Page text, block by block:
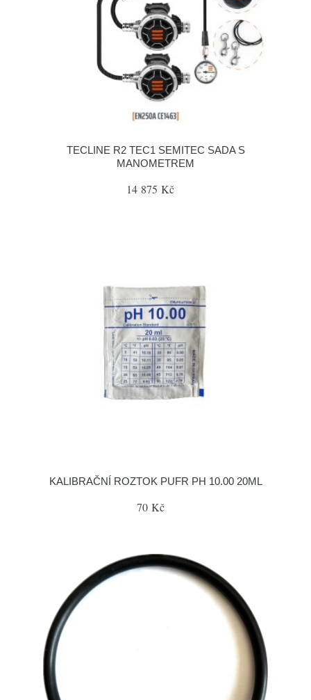
TECLINE R2 TEC1 SEMITEC SADA S
MANOMETREM
14 875 Kč
KALIBRAČNÍ ROZTOK PUFR PH 10.00 20ML
70 Kč